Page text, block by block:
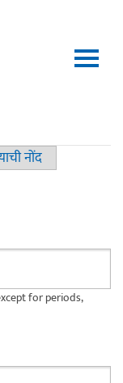
नोंद
for periods,